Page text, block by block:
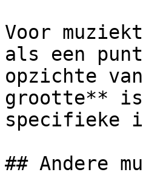
Voor
als een
opzichte
grootte**
specifieke
## Andere